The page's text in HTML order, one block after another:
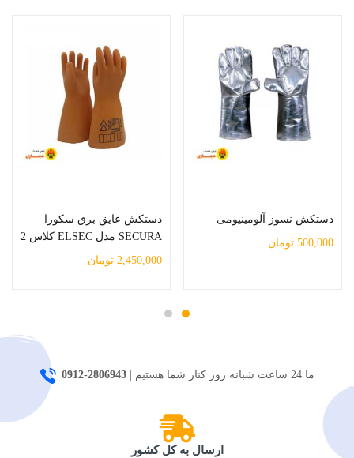
دستکش نسوز آلومینیومی
500,000 تومان
دستکش عایق برق سکورا
SECURA مدل ELSEC کلاس 2
2,450,000 تومان
ما 24 ساعت شبانه روز کنار شما هستیم | 2806943-0912
ارسال به کل کشور